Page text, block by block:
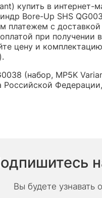
купить в интернет-
Bore-Up SHS
с
при
цену и
(набор, MP5K
Вы будете узнавать